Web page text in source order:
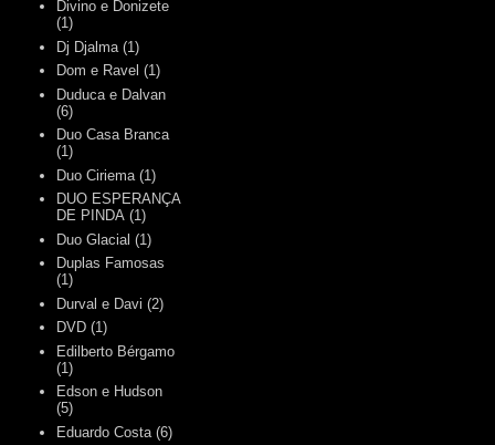
Divino e Donizete
(1)
Dj Djalma (1)
Dom e Ravel (1)
Duduca e Dalvan
(6)
Duo Casa Branca
(1)
Duo Ciriema (1)
DUO ESPERANÇA
DE PINDA (1)
Duo Glacial (1)
Duplas Famosas
(1)
Durval e Davi (2)
DVD (1)
Edilberto Bérgamo
(1)
Edson e Hudson
(5)
Eduardo Costa (6)